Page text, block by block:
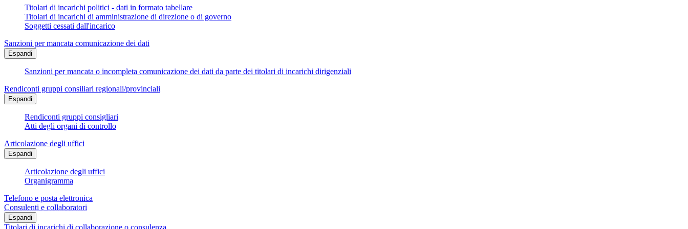
Titolari di incarichi politici - dati in formato tabellare
Titolari di incarichi di amministrazione di direzione o di governo
Soggetti cessati dall'incarico
Sanzioni per mancata comunicazione dei dati
Espandi
Sanzioni per mancata o incompleta comunicazione dei dati da parte dei titolari di incarichi dirigenziali
Rendiconti gruppi consiliari regionali/provinciali
Espandi
Rendiconti gruppi consigliari
Atti degli organi di controllo
Articolazione degli uffici
Espandi
Articolazione degli uffici
Organigramma
Telefono e posta elettronica
Consulenti e collaboratori
Espandi
Titolari di incarichi di collaborazione o consulenza